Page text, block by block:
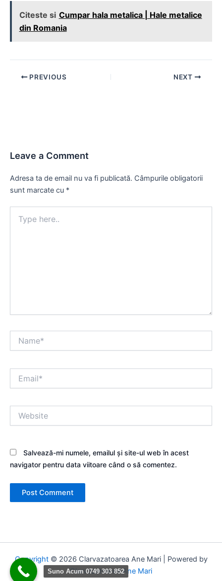
Citeste si Cumpar hala metalica | Hale metalice
din Romania
Post PREVIOUS NEXT
Leave a Comment
Adresa ta de email nu va fi publicată. Câmpurile obligatorii
sunt marcate cu *
here..
Salvează-mi numele, emailul și site-ul web în acest
navigator pentru data viitoare când o să comentez.
Copyright© 2026 Clarvazatoarea Ane Mari | Powered by
Clarvazatoarea Ane Mari
Suno Acum 0749 303 852